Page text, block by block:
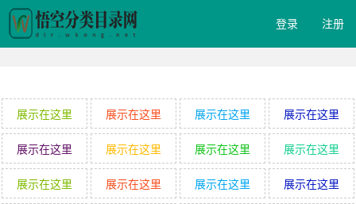
登录 注册
展示在这里 展示在这里 展示在这里 展示在这里
展示在这里 展示在这里 展示在这里 展示在这里
展示在这里 展示在这里 展示在这里 展示在这里